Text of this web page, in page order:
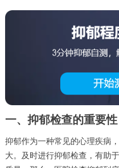
一、抑郁检查的重要性
抑郁作为一种常见的心理疾病
大。及时进行抑郁检查，有助